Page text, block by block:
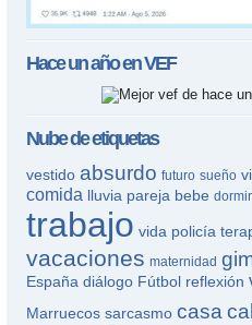
Hace un año enVEF
Nube de etiquetas
vestido absurdo futuro sueño
comida lluvia pareja bebe dormir
trabajo vida policía
vacaciones maternidad
España diálogo Fútbol reflexión
Marruecos sarcasmo casa